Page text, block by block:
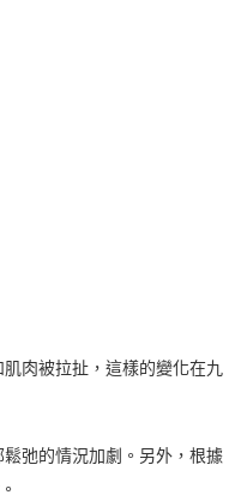
肉被拉扯，這樣的變化在九
弛的情況加劇。另外，根據